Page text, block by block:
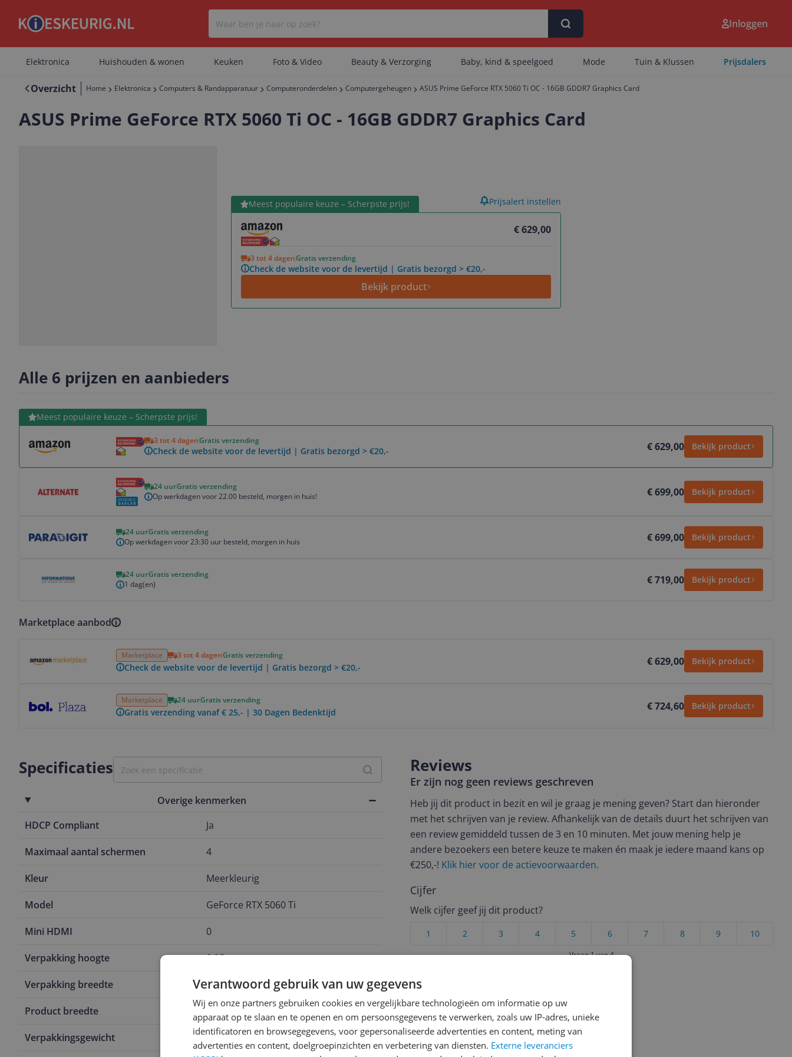
Er zijn geen artikelen gevonden.
Inloggen
Elektronica Huishouden & wonen Keuken Foto & Video Beauty & Verzorging Baby, kind & speelgoed Mode Tuin & Klussen Prijsdalers
Overzicht Home Elektronica Computers & Randapparatuur Computeronderdelen Computergeheugen ASUS Prime GeForce RTX 5060 Ti OC - 16GB GDDR7 Graphics Card
ASUS Prime GeForce RTX 5060 Ti OC - 16GB GDDR7 Graphics Card
Meest populaire keuze – Scherpste prijs!
€ 629,00
3 tot 4 dagenGratis verzending
Check de website voor de levertijd | Gratis bezorgd > €20,-
Bekijk product
Bekijk product Prijsalert instellen
Alle 6 prijzen en aanbieders
Meest populaire keuze – Scherpste prijs!
3 tot 4 dagenGratis verzending
Check de website voor de levertijd | Gratis bezorgd > €20,- € 629,00 Bekijk product
Bekijk product
24 uurGratis verzending
Op werkdagen voor 22.00 besteld, morgen in huis!
€ 699,00 Bekijk product
24 uurGratis verzending
Op werkdagen voor 23:30 uur besteld, morgen in huis
€ 699,00 Bekijk product
24 uurGratis verzending
1 dag(en)
€ 719,00 Bekijk product
Marketplace aanbod
Marketplace 3 tot 4 dagenGratis verzending
Check de website voor de levertijd | Gratis bezorgd > €20,- € 629,00 Bekijk product
Marketplace 24 uurGratis verzending
Gratis verzending vanaf € 25,- | 30 Dagen Bedenktijd € 724,60 Bekijk product
Specificaties
Overige kenmerken
HDCP Compliant
Ja
Maximaal aantal schermen 4
Kleur Meerkleurig
Model GeForce RTX 5060 Ti
Mini HDMI 0
Verpakking hoogte 8,85 cm
Verpakking breedte 40,5 cm
Product breedte
Verpakkingsgewicht 1,49 kg
Reviews
Er zijn nog geen reviews geschreven
Heb jij dit product in bezit en wil je graag je mening geven? Start dan hieronder
met het schrijven van je review. Afhankelijk van de details duurt het schrijven van
een review gemiddeld tussen de 3 en 10 minuten. Met jouw mening help je
andere bezoekers een betere keuze te maken én maak je iedere maand kans op
€250,-! Klik hier voor de actievoorwaarden.
Cijfer
Welk cijfer geef jij dit product?
10
9
8
7
6
5
4
3
2
1
Vraag 1 van 4
Verantwoord gebruik van uw gegevens
Wij en onze partners gebruiken cookies en vergelijkbare technologieën om informatie op uw
apparaat op te slaan en te openen en om persoonsgegevens te verwerken, zoals uw IP-adres, unieke
identificatoren en browsegegevens, voor gepersonaliseerde advertenties en content, meting van
advertenties en content, doelgroepinzichten en verbetering van diensten. Externe leveranciers